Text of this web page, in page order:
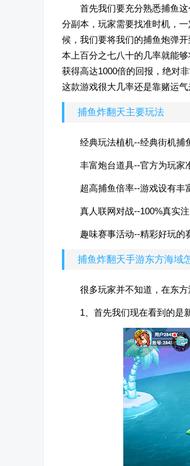
首先我们要充分熟悉捕鱼
分副本，玩家需要找准时机，
候，我们要将我们的捕鱼炮弹
本上百分之七八十的几率就能
获得高达1000倍的回报，绝对
这款游戏很大几率还是靠赌运
捕鱼炸翻天主要玩法
经典玩法植机--经典街机捕
丰富炮台道具--官方为玩家
超高捕鱼倍率--游戏设有丰
真人联网对战--100%真实
趣味赛事活动--精彩好玩的
捕鱼炸翻天手游东方海域
很多玩家并不知道，在东
1、首先我们现在看到的是